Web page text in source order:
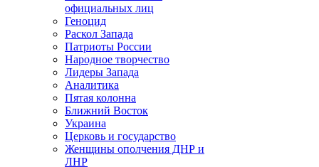
официальных лиц
Геноцид
Раскол Запада
Патриоты России
Народное творчество
Лидеры Запада
Аналитика
Пятая колонна
Ближний Восток
Украина
Церковь и государство
Женщины ополчения ДНР и
ЛНР